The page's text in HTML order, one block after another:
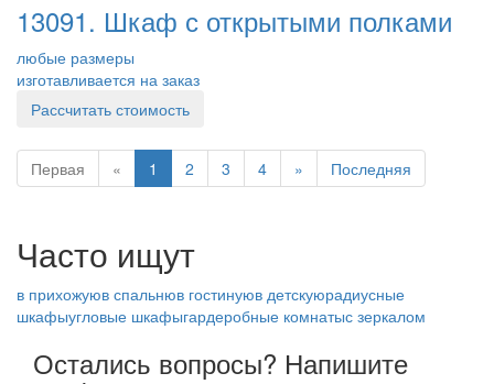
13091. Шкаф с открытыми полками
любые размеры
изготавливается на заказ
Рассчитать стоимость
Первая « 1 2 3 4 » Последняя
Часто ищут
в прихожуюв спальнюв гостинуюв детскуюрадиусные
шкафыугловые шкафыгардеробные комнатыс зеркалом
Остались вопросы? Напишите